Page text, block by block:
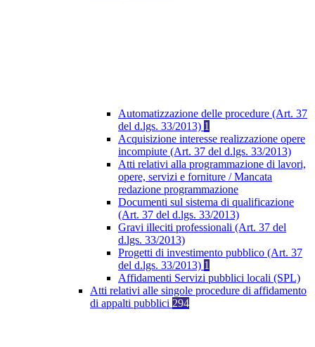
Automatizzazione delle procedure (Art. 37
del d.lgs. 33/2013) 1
Acquisizione interesse realizzazione opere
incompiute (Art. 37 del d.lgs. 33/2013)
Atti relativi alla programmazione di lavori,
opere, servizi e forniture / Mancata
redazione programmazione
Documenti sul sistema di qualificazione
(Art. 37 del d.lgs. 33/2013)
Gravi illeciti professionali (Art. 37 del
d.lgs. 33/2013)
Progetti di investimento pubblico (Art. 37
del d.lgs. 33/2013) 1
Affidamenti Servizi pubblici locali (SPL)
Atti relativi alle singole procedure di affidamento
di appalti pubblici 294